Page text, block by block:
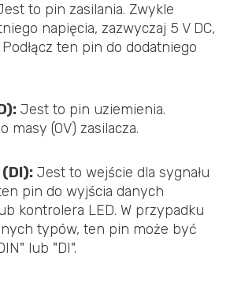
to pin zasilania. Zwykle
napięcia, zazwyczaj 5 V DC,
Podłącz ten pin do dodatniego
Jest to pin uziemienia.
masy (0V) zasilacza.
Jest to wejście dla sygnału
pin do wyjścia danych
kontrolera LED. W przypadku
typów, ten pin może być
lub "DI".